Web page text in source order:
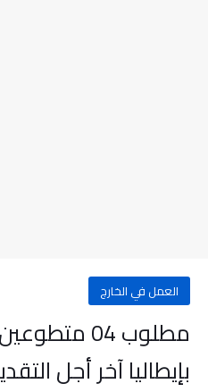
العمل في الخارج
مطلوب 04
بإيطاليا آخر أجل التقديم 30 يوليو